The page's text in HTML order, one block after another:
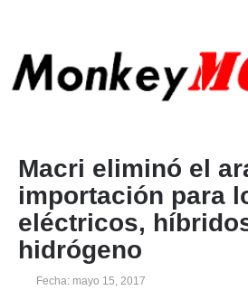
Macri eliminó el
importación para
eléctricos,
hidrógeno
Fecha: mayo 15, 2017